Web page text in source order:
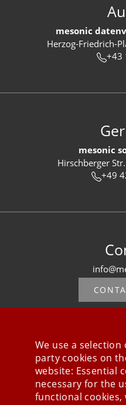
mesonic
Herzog-Friedrich-
+43
mesonic
Hirschberger
+49
Stay
We use a
party cookies on
website: Essential
necessary for the
functional cookies,